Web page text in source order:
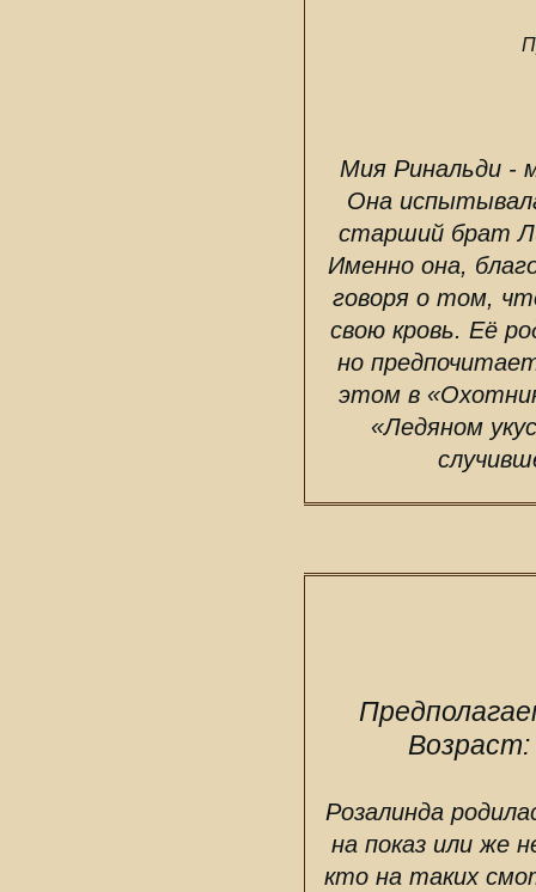
Мия Ринальди -
Она
старший брат
Именно она,
говоря о том,
свою кровь. Её
но
этом в
«Ледяном
Возраст:
Розалинда
на показ или же
кто на таких